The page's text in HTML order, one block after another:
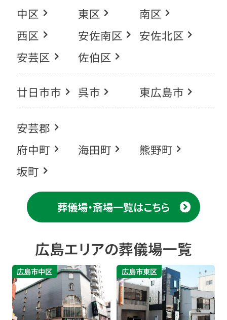
中区
東区
南区
西区
安佐南区
安佐北区
安芸区
佐伯区
廿日市市 呉市 東広島市
安芸郡
府中町
海田町
熊野町
坂町
葬儀場・斎場一覧はこちら
広島エリアの葬儀場一覧
広島市中区 広島市東区